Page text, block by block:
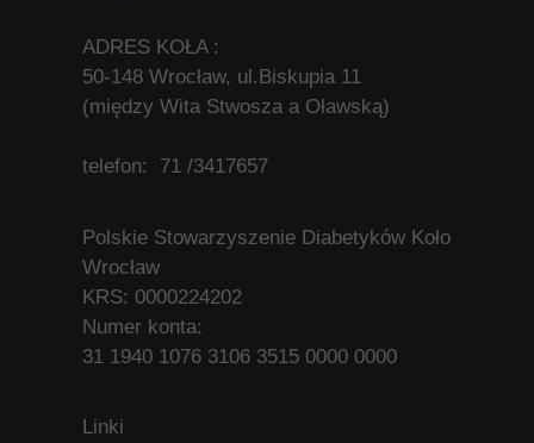
Linki
ADRES KOŁA :
50-148 Wrocław, ul.Biskupia 11
(między Wita Stwosza a Oławską)
telefon: 71 /3417657
Polskie Stowarzyszenie Diabetyków Koło
Wrocław
KRS: 0000224202
Numer konta:
31 1940 1076 3106 3515 0000 0000